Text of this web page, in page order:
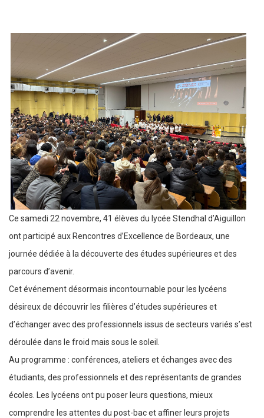
Ce samedi 22 novembre, 41 élèves du lycée Stendhal d’Aiguillon
ont participé aux Rencontres d’Excellence de Bordeaux, une
journée dédiée à la découverte des études supérieures et des
parcours d’avenir.
Cet événement désormais incontournable pour les lycéens
désireux de découvrir les filières d’études supérieures et
d’échanger avec des professionnels issus de secteurs variés s’est
déroulée dans le froid mais sous le soleil.
Au programme : conférences, ateliers et échanges avec des
étudiants, des professionnels et des représentants de grandes
écoles. Les lycéens ont pu poser leurs questions, mieux
comprendre les attentes du post-bac et affiner leurs projets